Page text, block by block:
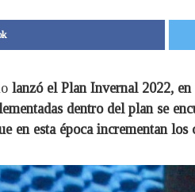
lanzó el Plan Invernal 2022,
dentro del plan se
en esta época incrementan los